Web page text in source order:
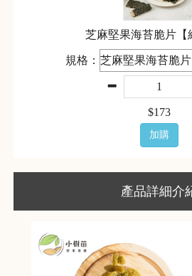
芝麻堅果海苔脆片【
規格：
$173
加購
產品詳細介